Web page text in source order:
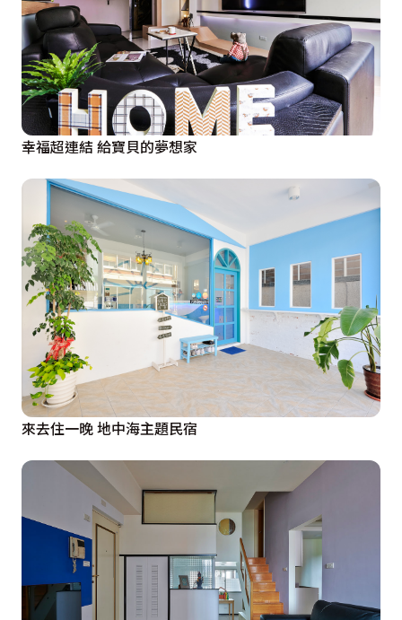
幸福超連結 給寶貝的夢想家
來去住一晚 地中海主題民宿